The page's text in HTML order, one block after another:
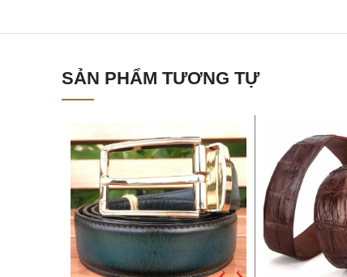
SẢN PHẨM TƯƠNG TỰ